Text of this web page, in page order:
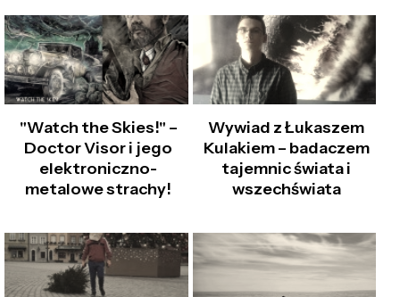
"Watch the Skies!" –
Doctor Visor i jego
elektroniczno-
metalowe strachy!
Wywiad z Łukaszem
Kulakiem – badaczem
tajemnic świata i
wszechświata